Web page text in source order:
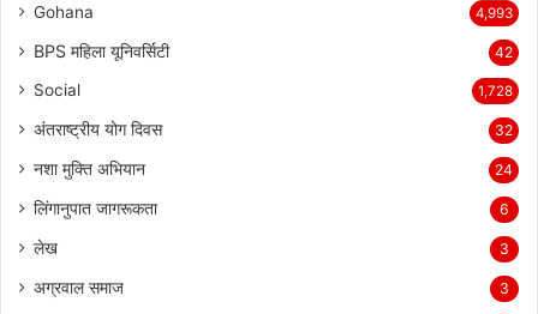
Gohana 4,993
BPS महिला यूनिवर्सिटी 42
Social 1,728
अंतराष्ट्रीय योग दिवस 32
नशा मुक्ति अभियान 24
लिंगानुपात जागरूकता 6
लेख 3
अग्रवाल समाज 3